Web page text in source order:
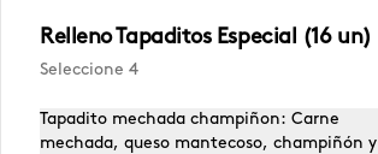
Relleno Tapaditos Especial (16 un)
Seleccione 4
Tapadito mechada champiñon: Carne
mechada, queso mantecoso, champiñón y